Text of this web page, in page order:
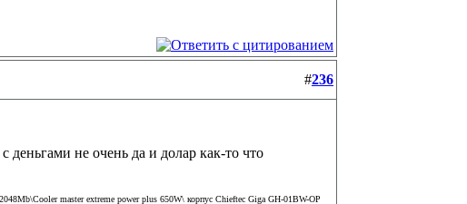
#236
деньгами не очень да и долар как-то что
master extreme power plus 650W\ корпус Chieftec Giga GH-01BW-OP